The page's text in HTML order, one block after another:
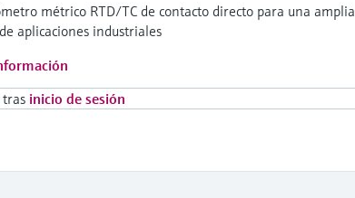
métrico RTD/TC de contacto directo para una amplia
aplicaciones industriales
tras inicio de sesión